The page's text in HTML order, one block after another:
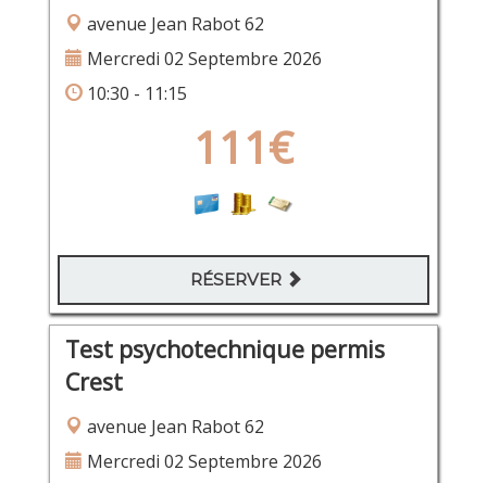
avenue Jean Rabot 62
Mercredi 02 Septembre 2026
10:30 - 11:15
111€
RÉSERVER
Test psychotechnique permis
Crest
avenue Jean Rabot 62
Mercredi 02 Septembre 2026